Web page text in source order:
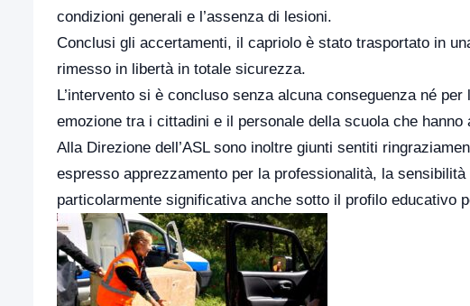
condizioni generali e l’assenza di lesioni.
Conclusi gli accertamenti, il capriolo è stato trasportato in
rimesso in libertà in totale sicurezza.
L’intervento si è concluso senza alcuna conseguenza né
emozione tra i cittadini e il personale della scuola che
Alla Direzione dell’ASL sono inoltre giunti sentiti
espresso apprezzamento per la professionalità, la
particolarmente significativa anche sotto il profilo educativo